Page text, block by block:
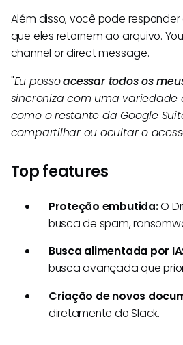
Além disso, você pode
que eles retornem ao arquivo.
channel or direct message.
"Eu possoacessar todos os
sincroniza com uma variedade
como o restante da Google
compartilhar ou ocultar o
Top features
Proteção embutida:O
busca de spam,
Busca alimentada por
busca avançada que
Criação de novos
diretamente do Slack.